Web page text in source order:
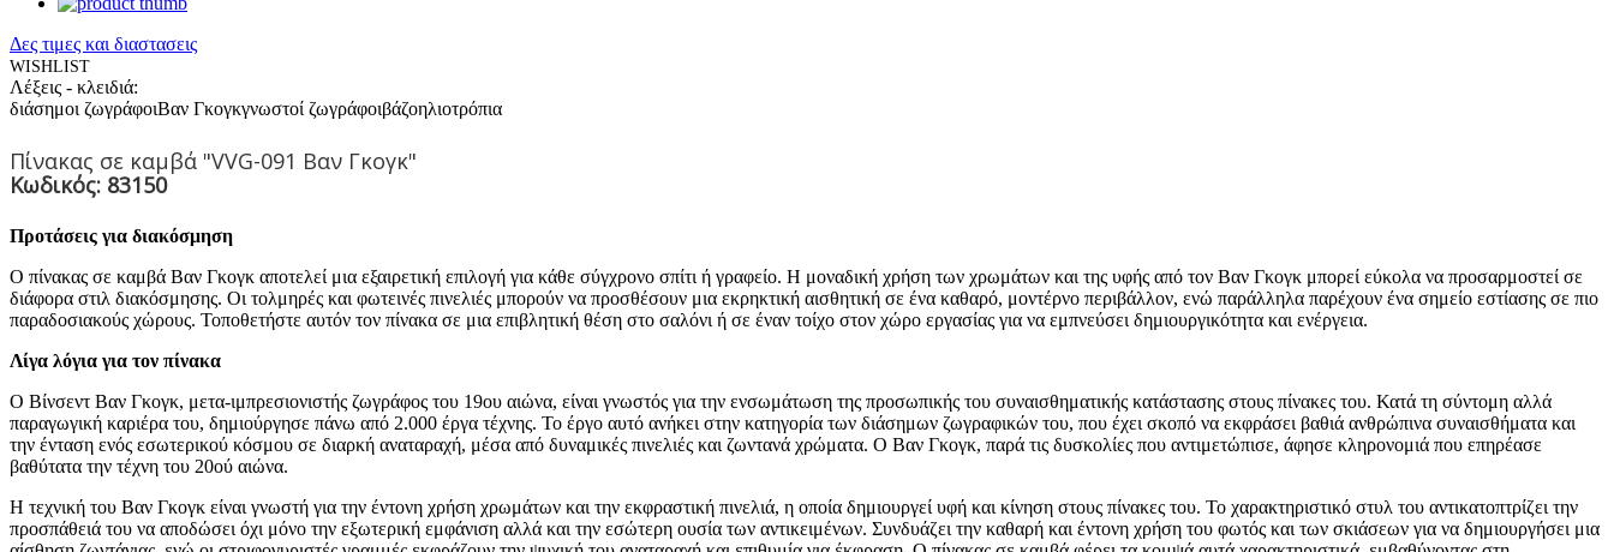
Δες τιμες και διαστασεις
WISHLIST
Λέξεις - κλειδιά:
διάσημοι ζωγράφοιΒαν Γκογκγνωστοί ζωγράφοιβάζοηλιοτρόπια
Πίνακας σε καμβά "VVG-091 Βαν Γκογκ"
Κωδικός: 83150
Προτάσεις για διακόσμηση
Ο πίνακας σε καμβά Βαν Γκογκ αποτελεί μια εξαιρετική επιλογή για κάθε σύγχρονο σπίτι ή γραφείο. Η μοναδική χρήση των χρωμάτων και της υφής από τον Βαν Γκογκ μπορεί εύκολα να προσαρμοστεί σε
διάφορα στιλ διακόσμησης. Οι τολμηρές και φωτεινές πινελιές μπορούν να προσθέσουν μια εκρηκτική αισθητική σε ένα καθαρό, μοντέρνο περιβάλλον, ενώ παράλληλα παρέχουν ένα σημείο εστίασης σε πιο
παραδοσιακούς χώρους. Τοποθετήστε αυτόν τον πίνακα σε μια επιβλητική θέση στο σαλόνι ή σε έναν τοίχο στον χώρο εργασίας για να εμπνεύσει δημιουργικότητα και ενέργεια.
Λίγα λόγια για τον πίνακα
Ο Βίνσεντ Βαν Γκογκ, μετα-ιμπρεσιονιστής ζωγράφος του 19ου αιώνα, είναι γνωστός για την ενσωμάτωση της προσωπικής του συναισθηματικής κατάστασης στους πίνακες του. Κατά τη σύντομη αλλά
παραγωγική καριέρα του, δημιούργησε πάνω από 2.000 έργα τέχνης. Το έργο αυτό ανήκει στην κατηγορία των διάσημων ζωγραφικών του, που έχει σκοπό να εκφράσει βαθιά ανθρώπινα συναισθήματα και
την ένταση ενός εσωτερικού κόσμου σε διαρκή αναταραχή, μέσα από δυναμικές πινελιές και ζωντανά χρώματα. Ο Βαν Γκογκ, παρά τις δυσκολίες που αντιμετώπισε, άφησε κληρονομιά που επηρέασε
βαθύτατα την τέχνη του 20ού αιώνα.
Η τεχνική του Βαν Γκογκ είναι γνωστή για την έντονη χρήση χρωμάτων και την εκφραστική πινελιά, η οποία δημιουργεί υφή και κίνηση στους πίνακες του. Το χαρακτηριστικό στυλ του αντικατοπτρίζει την
προσπάθειά του να αποδώσει όχι μόνο την εξωτερική εμφάνιση αλλά και την εσώτερη ουσία των αντικειμένων. Συνδυάζει την καθαρή και έντονη χρήση του φωτός και των σκιάσεων για να δημιουργήσει μια